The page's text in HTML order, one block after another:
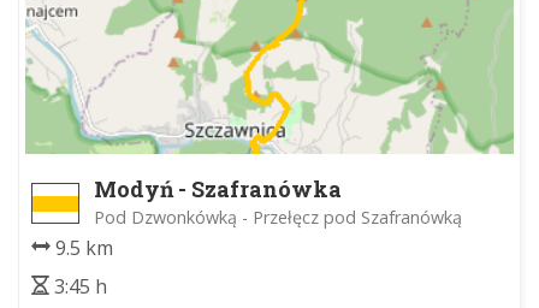
Modyń - Szafranówka
Pod Dzwonkówką - Przełęcz pod Szafranówką
9.5 km
3:45 h